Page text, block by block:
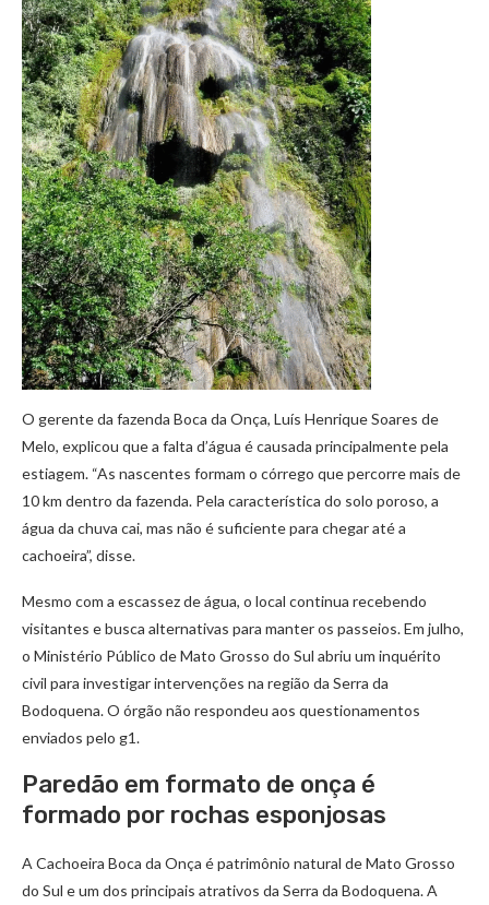
O gerente da fazenda Boca da Onça, Luís Henrique Soares de
Melo, explicou que a falta d’água é causada principalmente pela
estiagem. “As nascentes formam o córrego que percorre mais de
10 km dentro da fazenda. Pela característica do solo poroso, a
água da chuva cai, mas não é suficiente para chegar até a
cachoeira”, disse.
Mesmo com a escassez de água, o local continua recebendo
visitantes e busca alternativas para manter os passeios. Em julho,
o Ministério Público de Mato Grosso do Sul abriu um inquérito
civil para investigar intervenções na região da Serra da
Bodoquena. O órgão não respondeu aos questionamentos
enviados pelo g1.
Paredão em formato de onça é
formado por rochas esponjosas
A Cachoeira Boca da Onça é patrimônio natural de Mato Grosso
do Sul e um dos principais atrativos da Serra da Bodoquena. A